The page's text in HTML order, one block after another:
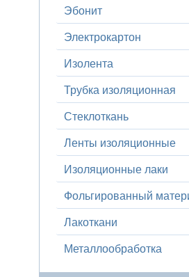
Эбонит
Электрокартон
Изолента
Трубка изоляционная
Стеклоткань
Ленты изоляционные
Изоляционные лаки
Фольгированный
Лакоткани
Металлообработка